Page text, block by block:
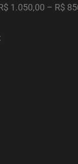
1.050,00 – R$